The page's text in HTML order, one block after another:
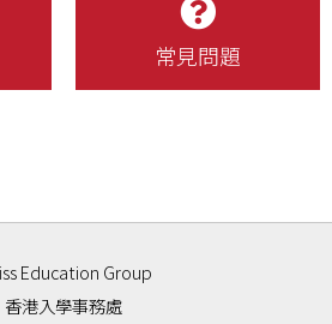
常見問題
Education Group
香港入學事務處